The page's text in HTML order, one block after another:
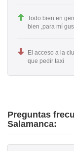
Todo bien en
bien ,para mí
El acceso a la
que pedir taxi
Preguntas
Salamanca: